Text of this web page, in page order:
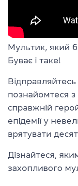
Мультик, який
Буває і таке!
познайомтеся з
справжній
епідемії у
врятувати
Дізнайтеся,
захопливого